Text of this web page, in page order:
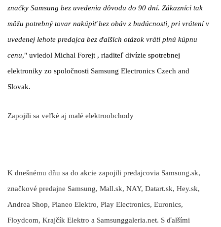
značky Samsung bez uvedenia dôvodu do 90 dní. Zákazníci tak
môžu potrebný tovar nakúpiť bez obáv z budúcnosti, pri vrátení v
uvedenej lehote predajca bez ďalších otázok vráti plnú kúpnu
cenu," uviedol Michal Forejt , riaditeľ divízie spotrebnej
elektroniky zo spoločnosti Samsung Electronics Czech and
Slovak.
Zapojili sa veľké aj malé elektroobchody
K dnešnému dňu sa do akcie zapojili predajcovia Samsung.sk,
značkové predajne Samsung, Mall.sk, NAY, Datart.sk, Hey.sk,
Andrea Shop, Planeo Elektro, Play Electronics, Euronics,
Floydcom, Krajčík Elektro a Samsunggaleria.net. S ďalšími